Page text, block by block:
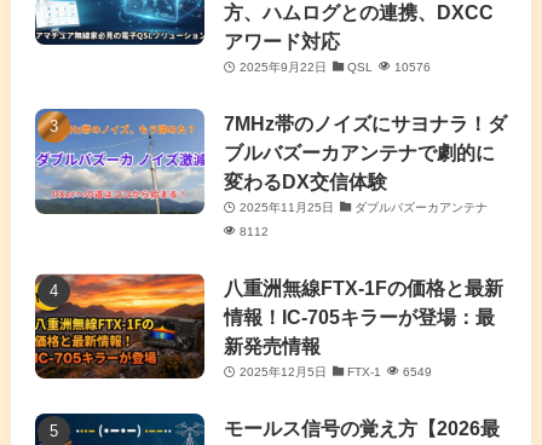
(5)
(11)
方、ハムログとの連携、DXCC
アワード対応
2025年9月22日 QSL 10576
7MHz帯のノイズにサヨナラ！ダ
ブルバズーカアンテナで劇的に
変わるDX交信体験
2025年11月25日
ダブルバズーカアンテナ
8112
八重洲無線FTX-1Fの価格と最新
情報！IC-705キラーが登場：最
新発売情報
2025年12月5日 FTX-1 6549
モールス信号の覚え方【2026最